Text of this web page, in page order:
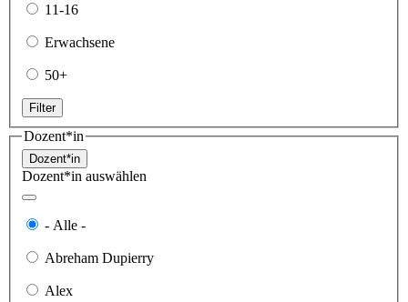
11-16
Erwachsene
50+
Filter
Dozent*in
Dozent*in
Dozent*in auswählen
- Alle -
Abreham Dupierry
Alex